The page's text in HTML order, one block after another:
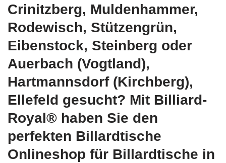
Crinitzberg, Muldenhammer,
Rodewisch, Stützengrün,
Eibenstock, Steinberg oder
Auerbach (Vogtland),
Hartmannsdorf (Kirchberg),
Ellefeld gesucht? Mit Billiard-
Royal® haben Sie den
perfekten Billardtische
Onlineshop für Billardtische in